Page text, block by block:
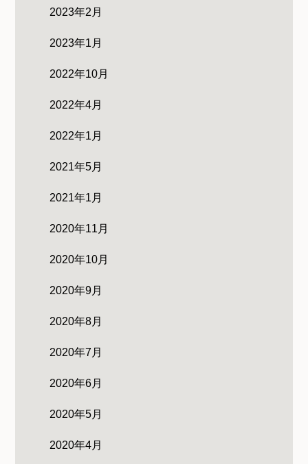
2023年2月
2023年1月
2022年10月
2022年4月
2022年1月
2021年5月
2021年1月
2020年11月
2020年10月
2020年9月
2020年8月
2020年7月
2020年6月
2020年5月
2020年4月